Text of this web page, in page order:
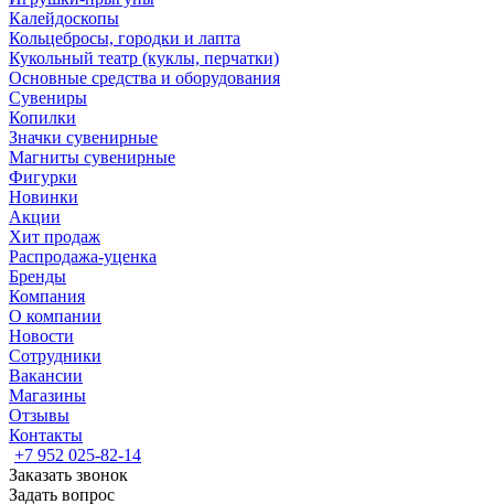
Калейдоскопы
Кольцебросы, городки и лапта
Кукольный театр (куклы, перчатки)
Основные средства и оборудования
Сувениры
Копилки
Значки сувенирные
Магниты сувенирные
Фигурки
Новинки
Акции
Хит продаж
Распродажа-уценка
Бренды
Компания
О компании
Новости
Сотрудники
Вакансии
Магазины
Отзывы
Контакты
+7 952 025-82-14
Заказать звонок
Задать вопрос